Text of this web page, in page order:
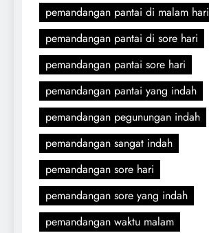
pemandangan pantai di malam hari
pemandangan pantai di sore hari
pemandangan pantai sore hari
pemandangan pantai yang indah
pemandangan pegunungan indah
pemandangan sangat indah
pemandangan sore hari
pemandangan sore yang indah
pemandangan waktu malam